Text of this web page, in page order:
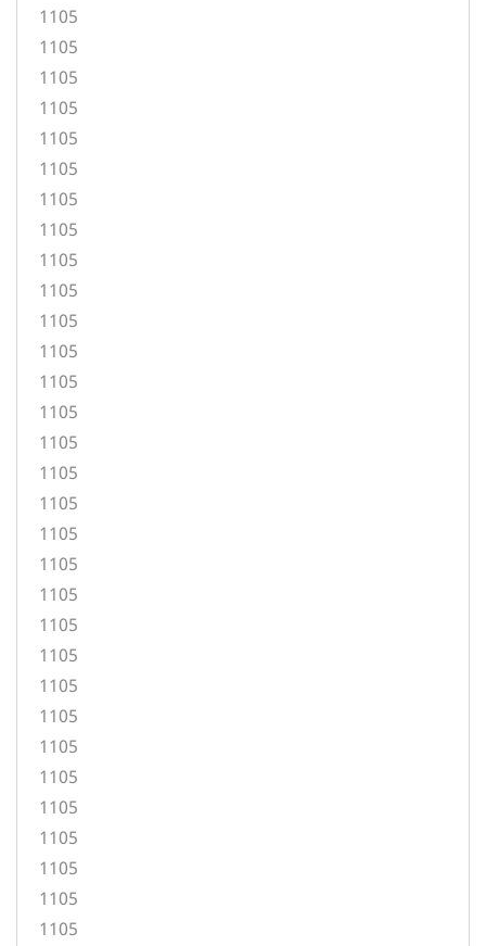
1105
1105
1105
1105
1105
1105
1105
1105
1105
1105
1105
1105
1105
1105
1105
1105
1105
1105
1105
1105
1105
1105
1105
1105
1105
1105
1105
1105
1105
1105
1105